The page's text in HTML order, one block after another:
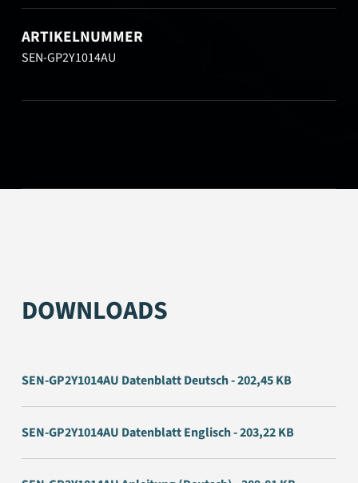
ARTIKELNUMMER
SEN-GP2Y1014AU
DOWNLOADS
SEN-GP2Y1014AU Datenblatt Deutsch - 202,45 KB
SEN-GP2Y1014AU Datenblatt Englisch - 203,22 KB